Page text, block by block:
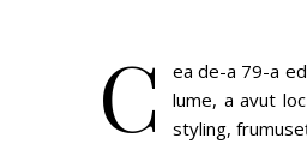
C
ea de-a 79-a
lume, a avut
styling,